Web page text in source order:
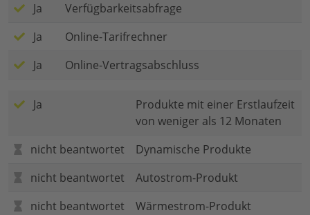
Ja
Verfügbarkeitsabfrage
Ja
Online-Tarifrechner
Ja
Online-Vertragsabschluss
Ja
Produkte mit einer Erstlaufzeit
von weniger als 12 Monaten
nicht beantwortet
Dynamische Produkte
nicht beantwortet
Autostrom-Produkt
nicht beantwortet
Wärmestrom-Produkt